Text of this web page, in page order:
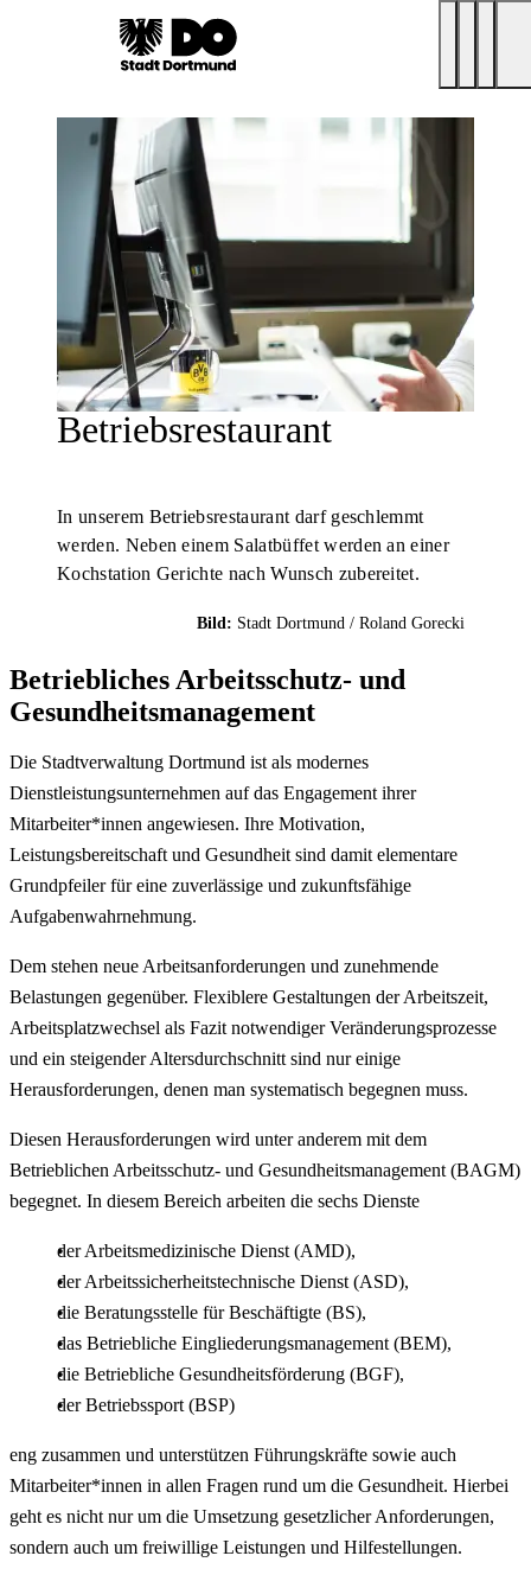
Betriebsrestaurant
In unserem Betriebsrestaurant darf geschlemmt
werden. Neben einem Salatbüffet werden an einer
Kochstation Gerichte nach Wunsch zubereitet.
Bild: Stadt Dortmund / Roland Gorecki
Betriebliches Arbeitsschutz- und
Gesundheitsmanagement
Die Stadtverwaltung Dortmund ist als modernes
Dienstleistungsunternehmen auf das Engagement ihrer
Mitarbeiter*innen angewiesen. Ihre Motivation,
Leistungsbereitschaft und Gesundheit sind damit elementare
Grundpfeiler für eine zuverlässige und zukunftsfähige
Aufgabenwahrnehmung.
Dem stehen neue Arbeitsanforderungen und zunehmende
Belastungen gegenüber. Flexiblere Gestaltungen der Arbeitszeit,
Arbeitsplatzwechsel als Fazit notwendiger Veränderungsprozesse
und ein steigender Altersdurchschnitt sind nur einige
Herausforderungen, denen man systematisch begegnen muss.
Diesen Herausforderungen wird unter anderem mit dem
Betrieblichen Arbeitsschutz- und Gesundheitsmanagement (BAGM)
begegnet. In diesem Bereich arbeiten die sechs Dienste
der Arbeitsmedizinische Dienst (AMD),
der Arbeitssicherheitstechnische Dienst (ASD),
die Beratungsstelle für Beschäftigte (BS),
das Betriebliche Eingliederungsmanagement (BEM),
die Betriebliche Gesundheitsförderung (BGF),
der Betriebssport (BSP)
eng zusammen und unterstützen Führungskräfte sowie auch
Mitarbeiter*innen in allen Fragen rund um die Gesundheit. Hierbei
geht es nicht nur um die Umsetzung gesetzlicher Anforderungen,
sondern auch um freiwillige Leistungen und Hilfestellungen.